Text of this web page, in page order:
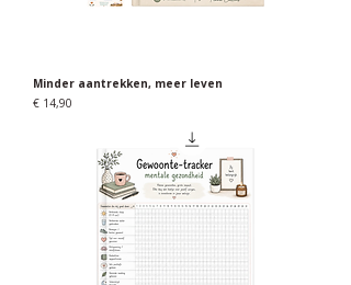
Minder aantrekken, meer leven
Prijs
€ 14,90